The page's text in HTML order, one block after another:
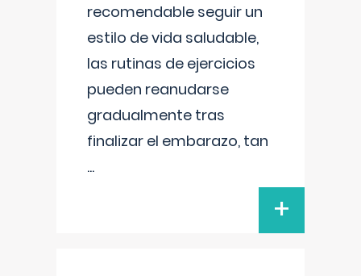
recomendable seguir un
estilo de vida saludable,
las rutinas de ejercicios
pueden reanudarse
gradualmente tras
finalizar el embarazo, tan
...
+